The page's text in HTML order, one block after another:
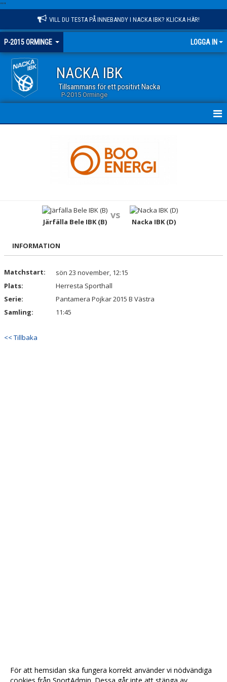
""
VILL DU TESTA PÅ INNEBANDY I NACKA IBK? KLICKA HÄR!
P-2015 ORMINGE LOGGA IN
NACKA IBK
Tillsammans för ett positivt Nacka
P-2015 Orminge
BILDGALLERI
KONTAKT
Järfälla Bele IBK (B)
vs
Nacka IBK (D)
INFORMATION
Matchstart:
sön 23 november, 12:15
Plats:
Herresta Sporthall
Serie:
Pantamera Pojkar 2015 B Västra
Samling:
11:45
<< Tillbaka
För att hemsidan ska fungera korrekt använder vi nödvändiga